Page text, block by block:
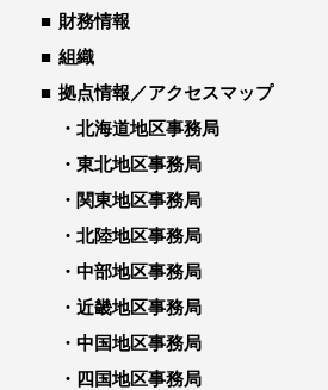
財務情報
組織
拠点情報／アクセスマップ
北海道地区事務局
東北地区事務局
関東地区事務局
北陸地区事務局
中部地区事務局
近畿地区事務局
中国地区事務局
四国地区事務局